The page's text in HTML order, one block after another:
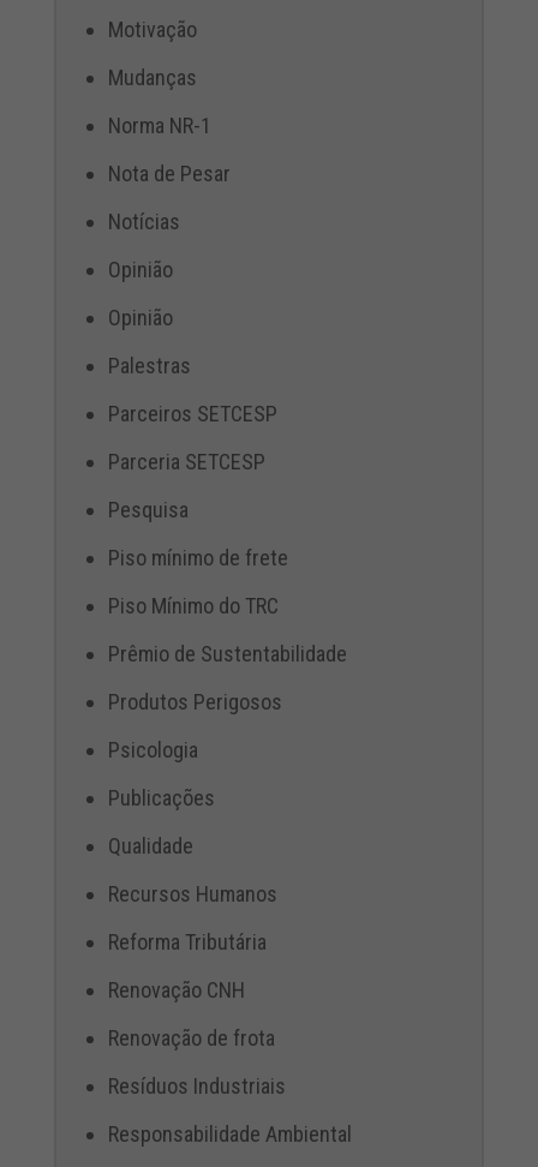
Motivação
Mudanças
Norma NR-1
Nota de Pesar
Notícias
Opinião
Opinião
Palestras
Parceiros SETCESP
Parceria SETCESP
Pesquisa
Piso mínimo de frete
Piso Mínimo do TRC
Prêmio de Sustentabilidade
Produtos Perigosos
Psicologia
Publicações
Qualidade
Recursos Humanos
Reforma Tributária
Renovação CNH
Renovação de frota
Resíduos Industriais
Responsabilidade Ambiental